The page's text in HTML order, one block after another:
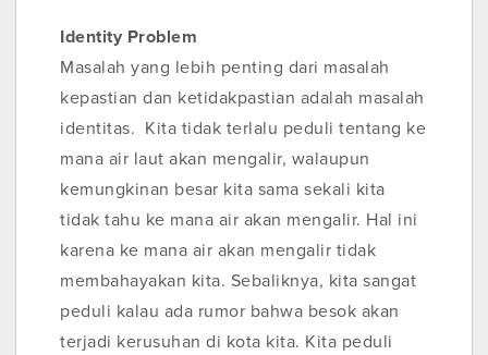
Identity Problem
Masalah yang lebih penting dari masalah
kepastian dan ketidakpastian adalah masalah
identitas. Kita tidak terlalu peduli tentang ke
mana air laut akan mengalir, walaupun
kemungkinan besar kita sama sekali kita
tidak tahu ke mana air akan mengalir. Hal ini
karena ke mana air akan mengalir tidak
membahayakan kita. Sebaliknya, kita sangat
peduli kalau ada rumor bahwa besok akan
terjadi kerusuhan di kota kita. Kita peduli